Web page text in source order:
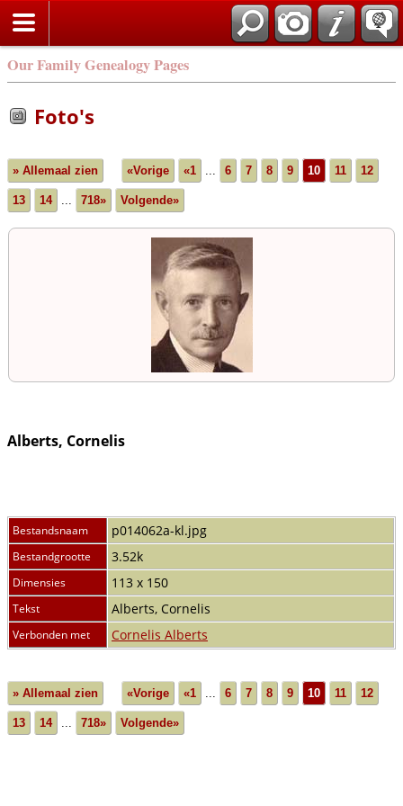
Our Family Genealogy Pages
Foto's
» Allemaal zien «Vorige «1 ... 6 7 8 9 10 11 12
13 14 ... 718» Volgende»
Alberts, Cornelis
Bestandsnaam p014062a-kl.jpg
Bestandgrootte 3.52k
Dimensies 113 x 150
Tekst Alberts, Cornelis
Verbonden met Cornelis Alberts
» Allemaal zien «Vorige «1 6 7 8 9 10 11 12
13 14 718» Volgende»